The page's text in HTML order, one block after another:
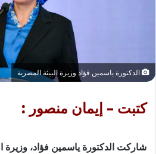
الدكتورة ياسمين فؤاد وزيرة البيئة المصرية
كتبت – إيمان منصور :
شاركت الدكتورة ياسمين فؤاد، وزيرة